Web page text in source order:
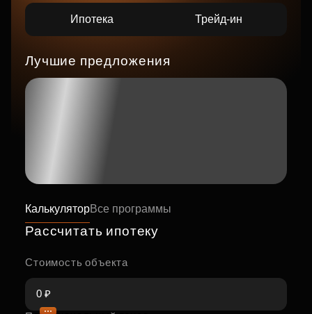
Ипотека Трейд-ин
Лучшие предложения
КалькуляторВсе программы
Рассчитать ипотеку
Стоимость объекта